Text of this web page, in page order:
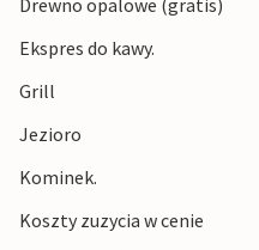
Drewno opalowe (gratis)
Ekspres do kawy.
Grill
Jezioro
Kominek.
Koszty zuzycia w cenie